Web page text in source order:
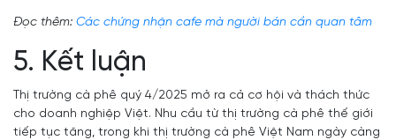
Đọc thêm: Các chứng nhận cafe mà người bán cần quan tâm
5. Kết luận
Thị trường cà phê quý 4/2025 mở ra cả cơ hội và thách thức
cho doanh nghiệp Việt. Nhu cầu từ thị trường cà phê thế giới
tiếp tục tăng, trong khi thị trường cà phê Việt Nam ngày càng